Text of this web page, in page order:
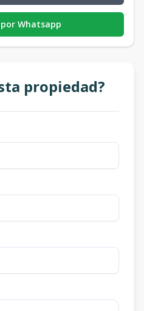
Whatsapp
propiedad?